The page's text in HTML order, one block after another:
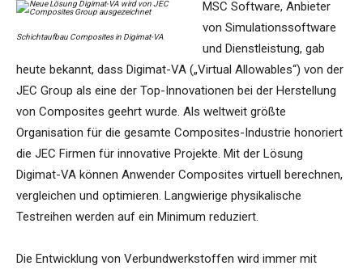
Schichtaufbau Composites in Digimat-VA
MSC Software, Anbieter
von Simulationssoftware
und Dienstleistung, gab
heute bekannt, dass Digimat-VA („Virtual Allowables“) von der
JEC Group als eine der Top-Innovationen bei der Herstellung
von Composites geehrt wurde. Als weltweit größte
Organisation für die gesamte Composites-Industrie honoriert
die JEC Firmen für innovative Projekte. Mit der Lösung
Digimat-VA können Anwender Composites virtuell berechnen,
vergleichen und optimieren. Langwierige physikalische
Testreihen werden auf ein Minimum reduziert.
Die Entwicklung von Verbundwerkstoffen wird immer mit